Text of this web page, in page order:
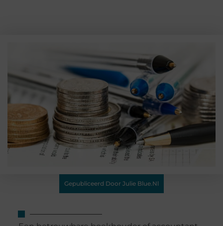
Gepubliceerd Door Julie Blue.nl